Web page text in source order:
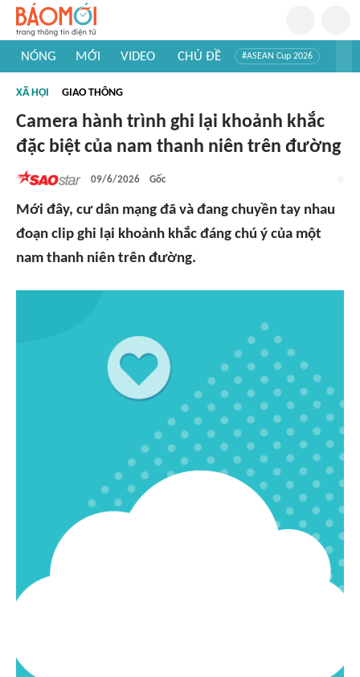
NÓNG MỚI VIDEO CHỦ ĐỀ #ASEAN Cup 2026
#Khám phá thế giới
XÃ HỘI GIAO THÔNG
Camera hành trình ghi lại khoảnh khắc
đặc biệt của nam thanh niên trên đường
09/6/2026 Gốc
Mới đây, cư dân mạng đã và đang chuyền tay nhau
đoạn clip ghi lại khoảnh khắc đáng chú ý của một
nam thanh niên trên đường.